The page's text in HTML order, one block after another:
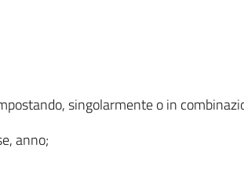
singolarmente o in
anno;